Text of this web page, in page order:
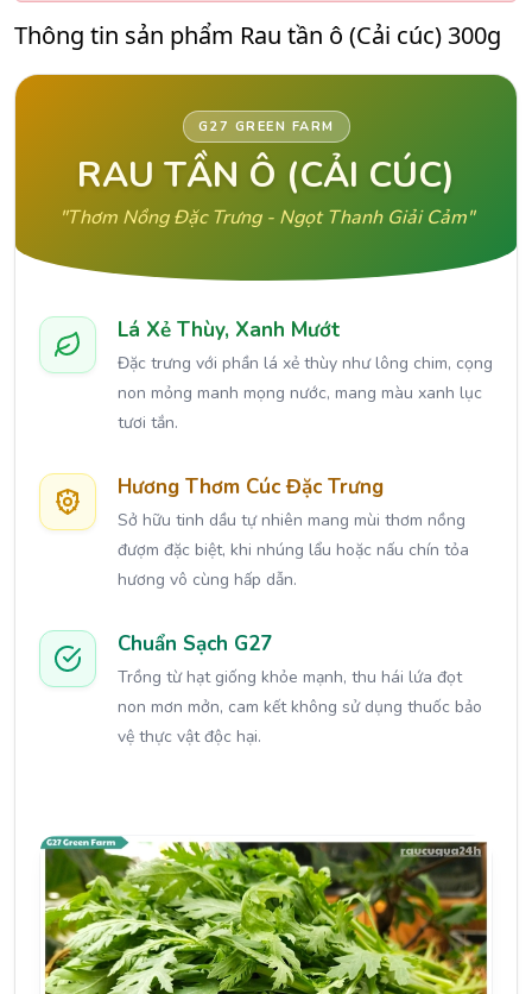
Thông tin sản phẩm Rau tần ô (Cải cúc) 300g
G27 GREEN FARM
RAU TẦN Ô (CẢI CÚC)
"Thơm Nồng Đặc Trưng - Ngọt Thanh Giải Cảm"
Lá Xẻ Thùy, Xanh Mướt
Đặc trưng với phần lá xẻ thùy như lông chim, cọng
non mỏng manh mọng nước, mang màu xanh lục
tươi tắn.
Hương Thơm Cúc Đặc Trưng
Sở hữu tinh dầu tự nhiên mang mùi thơm nồng
đượm đặc biệt, khi nhúng lẩu hoặc nấu chín tỏa
hương vô cùng hấp dẫn.
Chuẩn Sạch G27
Trồng từ hạt giống khỏe mạnh, thu hái lứa đọt
non mơn mởn, cam kết không sử dụng thuốc bảo
vệ thực vật độc hại.